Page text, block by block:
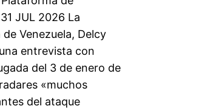
JUL 2026 La
Venezuela, Delcy
entrevista con
del 3 de enero de
«muchos
del ataque